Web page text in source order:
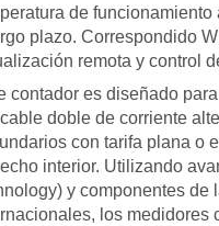
de
plazo. Correspondido
remota y control
contador es diseñado
doble de corriente
con tarifa plana o
interior. Utilizando
y componentes de
los medidores